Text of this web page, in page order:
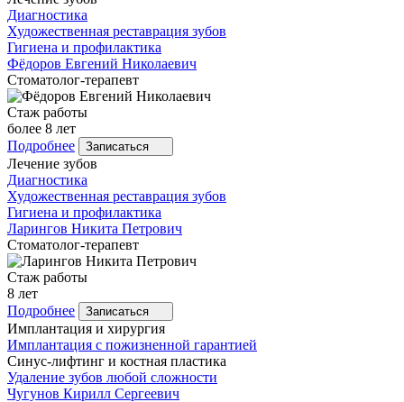
Диагностика
Художественная реставрация зубов
Гигиена и профилактика
Фёдоров Евгений Николаевич
Стоматолог-терапевт
Стаж работы
более 8 лет
Подробнее
Записаться
Лечение зубов
Диагностика
Художественная реставрация зубов
Гигиена и профилактика
Ларингов Никита Петрович
Стоматолог-терапевт
Стаж работы
8 лет
Подробнее
Записаться
Имплантация и хирургия
Имплантация с пожизненной гарантией
Синус-лифтинг и костная пластика
Удаление зубов любой сложности
Чугунов Кирилл Сергеевич